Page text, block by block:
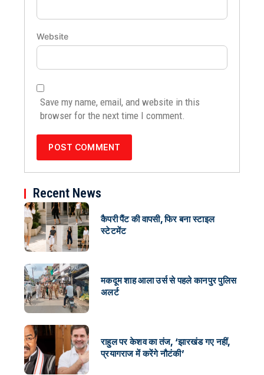
Website
Save my name, email, and website in this
browser for the next time I comment.
Recent News
कैपरी पैंट की वापसी, फिर बना स्टाइल
स्टेटमेंट
मकदूम शाह आला उर्स से पहले कानपुर पुलिस
अलर्ट
राहुल पर केशव का तंज, ‘झारखंड गए नहीं,
प्रयागराज में करेंगे नौटंकी’